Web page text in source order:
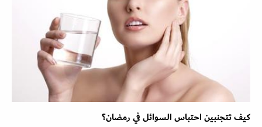
كيف تتجنبين احتباس السوائل في رمضان؟